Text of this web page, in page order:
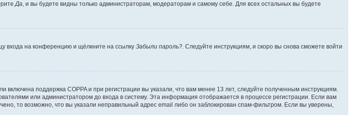
Да, и вы будете видны только администраторам, модераторам и самому себе. Для всех остальных вы будете
входа на конференцию и щёлкните на ссылку Забыли пароль?. Следуйте инструкциям, и скоро вы снова сможете войти
поддержка COPPA и при регистрации вы указали, что вам менее 13 лет, следуйте полученным инструкциям.
или администратором до входа в систему. Эта информация отображается в процессе регистрации. Если вам
то возможно, что вы указали неправильный адрес email либо он заблокирован спам-фильтром. Если вы уверены,